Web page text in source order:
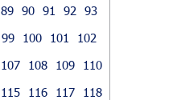
89 90 91 92
93
99 100 101
102
107 108 109
110
115 116 117
118